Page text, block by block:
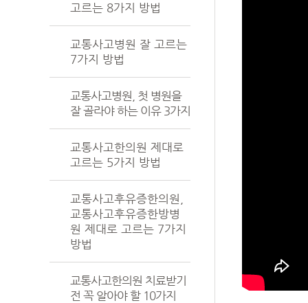
고르는 8가지 방법
교통사고병원 잘 고르는
7가지 방법
교통사고병원, 첫 병원을
잘 골라야 하는 이유 3가지
교통사고한의원 제대로
고르는 5가지 방법
교통사고후유증한의원,
교통사고후유증한방병
원 제대로 고르는 7가지
방법
교통사고한의원 치료받기
전 꼭 알아야 할 10가지